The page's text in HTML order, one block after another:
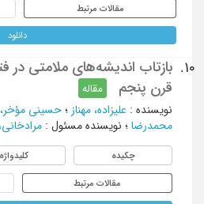
مقالات مرتبط
دانلود
10.
بازتاب اندیشه‌های ملامتی در
قرن پنجم
مقاله
نویسنده: علیزاده، مهناز؛ حسینی
محمدرضا؛ نویسنده مسئول :
چکیده کلیدواژه
مقالات مرتبط